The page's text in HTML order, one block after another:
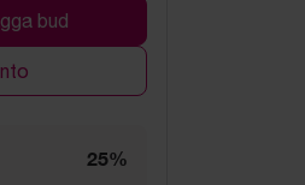
bud
25%